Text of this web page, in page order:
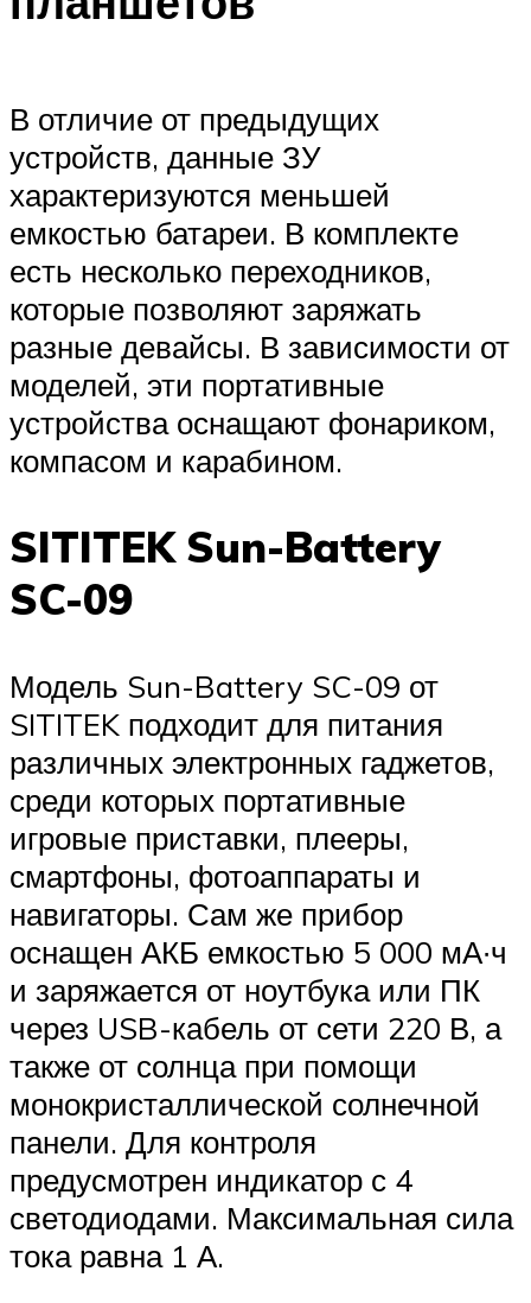
В отличие от предыдущих
устройств, данные ЗУ
характеризуются меньшей
емкостью батареи. В комплекте
есть несколько переходников,
которые позволяют заряжать
разные девайсы. В зависимости от
моделей, эти портативные
устройства оснащают фонариком,
компасом и карабином.
SITITEK Sun-Battery
SC-09
Модель Sun-Battery SC-09 от
SITITEK подходит для питания
различных электронных гаджетов,
среди которых портативные
игровые приставки, плееры,
смартфоны, фотоаппараты и
навигаторы. Сам же прибор
оснащен АКБ емкостью 5 000 мА∙ч
и заряжается от ноутбука или ПК
через USB-кабель от сети 220 В, а
также от солнца при помощи
монокристаллической солнечной
панели. Для контроля
предусмотрен индикатор с 4
светодиодами. Максимальная сила
тока равна 1 А.